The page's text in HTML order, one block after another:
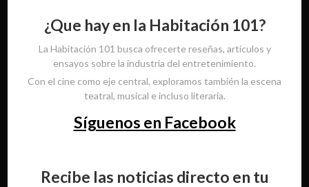
¿Que hay en la Habitación 101?
La Habitación 101 busca ofrecerte reseñas, artículos y
ensayos sobre la industria del entretenimiento.
Con el cine como eje central, exploramos también la escena
teatral, musical e incluso literaria.
Síguenos en Facebook
Recibe las noticias directo en tu